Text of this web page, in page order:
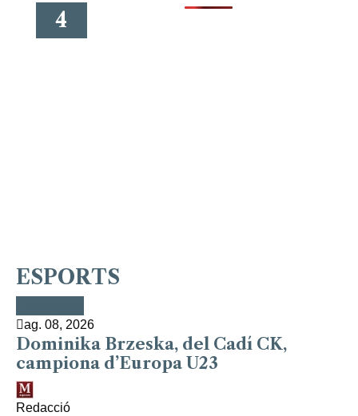
4
ESPORTS
ag. 08, 2026
Dominika Brzeska, del Cadí CK,
campiona d’Europa U23
Redacció